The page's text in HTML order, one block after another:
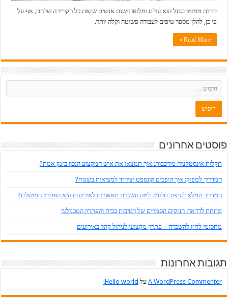
קידום ממומן בגוגל הוא עולם ומלואו וישנם אנשים שזאת כל הקריירה שלהם, אף על
פי כן, להלן מספר טיפים לעבודה פשוטה וקלה יותר.
Read More »
פוסטים אחרונים
תקלות אינסטלציה מורכבות: איך תמצאו את איש המקצוע הנכון בזמן אמת?
המדריך למפיק: איך הופכים קונספט יצירתי למציאות בשטח?
המדריך המלא לעיצוב חלומי: למה השכרת תפאורות לאירועים היא הפתרון המושלם?
מתחת לרדאר: הנזקים הסמויים של רטיבות בבית והפתרון הטכנולוגי
מחסומי לחץ להשכרה – פתרון מקצועי לניהול קהל באירועים
תגובות אחרונות
A WordPress Commenter על Hello world!